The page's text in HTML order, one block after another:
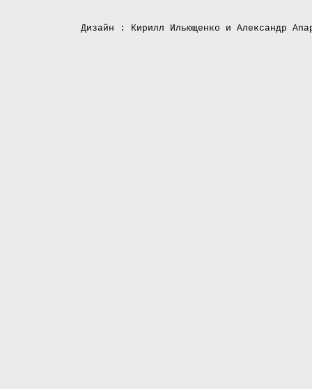
Дизайн : Кирилл Ильющенко и Александр